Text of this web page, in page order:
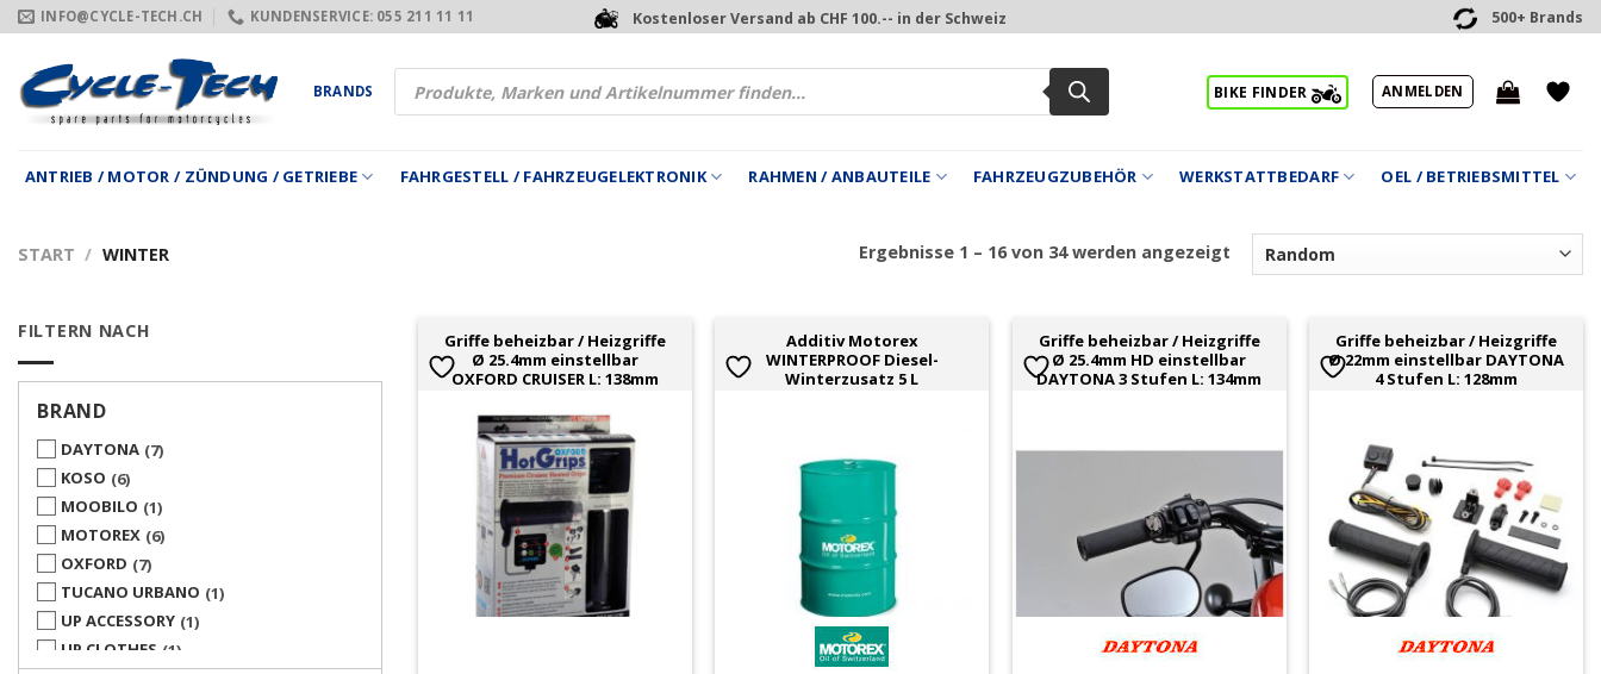
Zum
Inhalt
springen
INFO@CYCLE-TECH.CH KUNDENSERVICE: 055 211 11 11 Kostenloser Versand ab CHF 100.-- in der Schweiz 500+ Brands
BRANDS
Products
search
BIKE FINDER ANMELDEN
ANTRIEB / MOTOR / ZÜNDUNG / GETRIEBE FAHRGESTELL / FAHRZEUGELEKTRONIK RAHMEN / ANBAUTEILE FAHRZEUGZUBEHÖR WERKSTATTBEDARF OEL / BETRIEBSMITTEL
START / WINTER Ergebnisse 1 – 16 von 34 werden angezeigt
FILTERN NACH
BRAND
DAYTONA 7
KOSO
6
MOOBILO 1
MOTOREX 6
OXFORD
7
TUCANO URBANO 1
UP ACCESSORY 1
UP CLOTHES 1
Griffe beheizbar / Heizgriffe
Ø 25.4mm einstellbar
OXFORD CRUISER L: 138mm
Additiv Motorex
WINTERPROOF Diesel-
Winterzusatz 5 L
Griffe beheizbar / Heizgriffe
Ø 25.4mm HD einstellbar
DAYTONA 3 Stufen L: 134mm
Griffe beheizbar / Heizgriffe
Ø 22mm einstellbar DAYTONA
4 Stufen L: 128mm